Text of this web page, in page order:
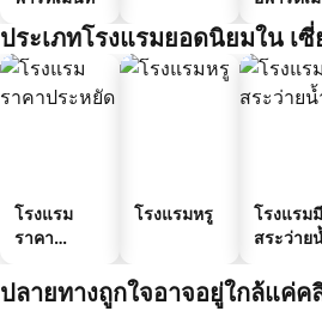
ประเภทโรงแรมยอดนิยมใน เซี่
โรงแรม
ราคา
โรงแรมหรู
โรงแรมมี
สระว่าย
ปลายทางถูกใจอาจอยู่ใกล้แค่ค